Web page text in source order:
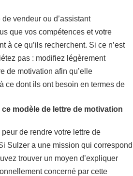
de vendeur ou d’assistant
que vos compétences et votre
à ce qu’ils recherchent. Si ce n’est
pas : modifiez légèrement
de motivation afin qu’elle
ce dont ils ont besoin en termes de
modèle de lettre de motivation
peur de rendre votre lettre de
Sulzer a une mission qui correspond
trouver un moyen d’expliquer
concerné par cette